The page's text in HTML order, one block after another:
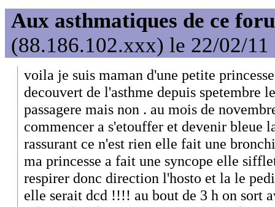
Aux asthmatiques de ce
(88.186.102.xxx) le 22/02/11
voila je suis maman d'une petite
decouvert de l'asthme depuis spetembre
passagere mais non . au mois de
commencer a s'etouffer et devenir bleue
rassurant ce n'est rien elle fait une
ma princesse a fait une syncope elle
respirer donc direction l'hosto et la le
elle serait dcd !!!! au bout de 3 h on sort